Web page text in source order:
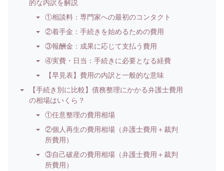
的な内訳を解説
①相談料：専門家への最初のコンタクト
②着手金：手続きを始めるための費用
③報酬金：成果に応じて支払う費用
④実費・日当：手続きに必要となる経費
【早見表】費用の内訳と一般的な意味
【手続き別に比較】債務整理にかかる弁護士費用
の相場はいくら？
①任意整理の費用相場
②個人再生の費用相場（弁護士費用＋裁判
所費用）
③自己破産の費用相場（弁護士費用＋裁判
所費用）